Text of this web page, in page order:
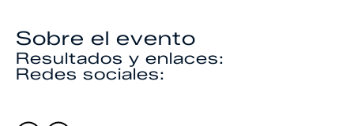
Sobre el evento
Resultados y enlaces:
Redes sociales: